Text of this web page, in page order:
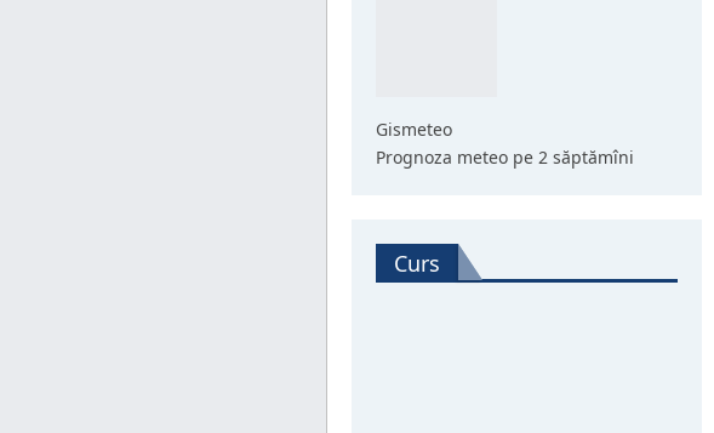
Gismeteo
Prognoza meteo pe 2 săptămîni
Curs